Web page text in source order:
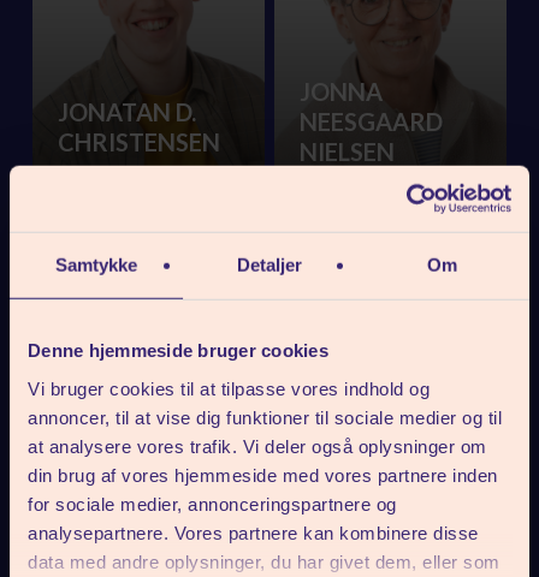
Samtykke Detaljer Om
Denne hjemmeside bruger cookies
Vi bruger cookies til at tilpasse vores indhold og
annoncer, til at vise dig funktioner til sociale medier og til
at analysere vores trafik. Vi deler også oplysninger om
din brug af vores hjemmeside med vores partnere inden
for sociale medier, annonceringspartnere og
analysepartnere. Vores partnere kan kombinere disse
data med andre oplysninger, du har givet dem, eller som
JONATAN D.
CHRISTENSEN
JONNA
NEESGAARD
NIELSEN
KELD RAAKJÆR
KIRSTINE
HUSTED
HOLMGAARD
BAK